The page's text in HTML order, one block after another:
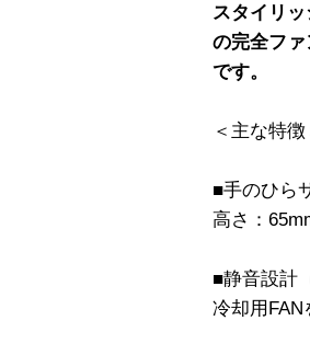
スタイリ
の完全フ
です。
＜主な特徴
■手のひら
高さ：
■静音設計
冷却用FAN